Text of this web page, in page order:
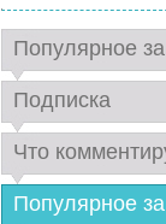
Популярное
Подписка
Что
Популярное